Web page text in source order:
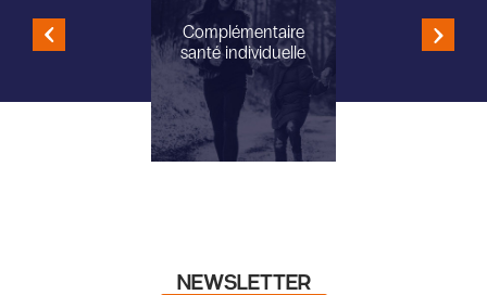
Complémentaire
santé individuelle
NEWSLETTER